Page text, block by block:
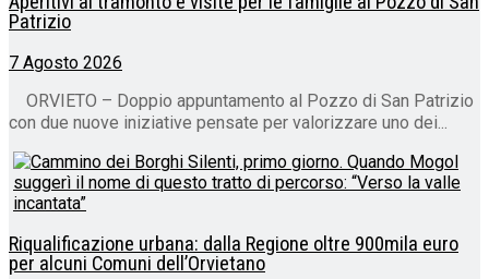
Patrizio
7 Agosto 2026
ORVIETO – Doppio appuntamento al Pozzo di San Patrizio
con due nuove iniziative pensate per valorizzare uno dei...
Riqualificazione urbana: dalla Regione oltre 900mila euro
per alcuni Comuni dell’Orvietano